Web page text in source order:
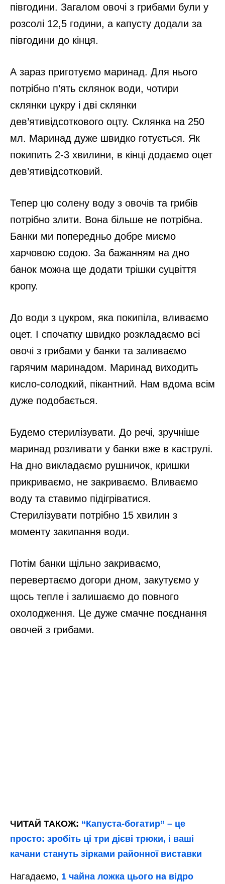
півгодини. Загалом овочі з грибами були у
розсолі 12,5 години, а капусту додали за
півгодини до кінця.
А зараз приготуємо маринад. Для нього
потрібно п’ять склянок води, чотири
склянки цукру і дві склянки
дев’ятивідсоткового оцту. Склянка на 250
мл. Маринад дуже швидко готується. Як
покипить 2-3 хвилини, в кінці додаємо оцет
дев’ятивідсотковий.
Тепер цю солену воду з овочів та грибів
потрібно злити. Вона більше не потрібна.
Банки ми попередньо добре миємо
харчовою содою. За бажанням на дно
банок можна ще додати трішки суцвіття
кропу.
До води з цукром, яка покипіла, вливаємо
оцет. І спочатку швидко розкладаємо всі
овочі з грибами у банки та заливаємо
гарячим маринадом. Маринад виходить
кисло-солодкий, пікантний. Нам вдома всім
дуже подобається.
Будемо стерилізувати. До речі, зручніше
маринад розливати у банки вже в каструлі.
На дно викладаємо рушничок, кришки
прикриваємо, не закриваємо. Вливаємо
воду та ставимо підігріватися.
Стерилізувати потрібно 15 хвилин з
моменту закипання води.
Потім банки щільно закриваємо,
перевертаємо догори дном, закутуємо у
щось тепле і залишаємо до повного
охолодження. Це дуже смачне поєднання
овочей з грибами.
ЧИТАЙ ТАКОЖ: “Капуста-богатир” – це
просто: зробіть ці три дієві трюки, і ваші
качани стануть зірками районної виставки
Нагадаємо, 1 чайна ложка цього на відро